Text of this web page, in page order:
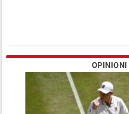
OPINIONI